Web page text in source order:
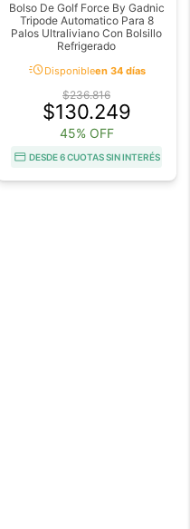
Bolso De Golf Force By Gadnic
Tripode Automatico Para 8
Palos Ultraliviano Con Bolsillo
Refrigerado
acuteDisponibleen 34 días
$236.816
$130.249
45% OFF
DESDE 6 CUOTAS SIN INTERÉS